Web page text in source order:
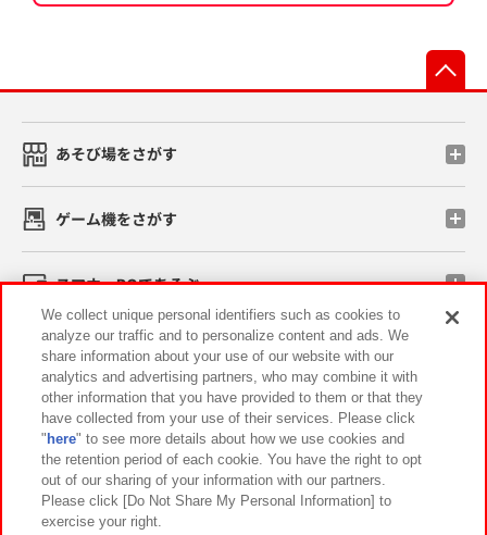
あそび場をさがす
ゲーム機をさがす
スマホ・PCであそぶ
イベント・キャンペーン
関連会社 サステナビリティ サイトポリシー
プライバシーポリシー ウェブアクセシビリティ方針と検証結果
お取引先さまとともに
We collect unique personal identifiers such as cookies to
analyze our traffic and to personalize content and ads. We
share information about your use of our website with our
analytics and advertising partners, who may combine it with
other information that you have provided to them or that they
have collected from your use of their services. Please click
" here" to see more details about how we use cookies and
the retention period of each cookie. You have the right to opt
out of our sharing of your information with our partners.
Please click [Do Not Share My Personal Information] to
exercise your right.